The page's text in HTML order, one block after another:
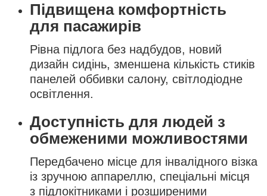
Підвищена комфортність
для пасажирів
Рівна підлога без надбудов, новий
дизайн сидінь, зменшена кількість стиків
панелей оббивки салону, світлодіодне
освітлення.
Доступність для людей з
обмеженими можливостями
Передбачено місце для інвалідного візка
із зручною аппареллю, спеціальні місця
з підлокітниками і розширеними